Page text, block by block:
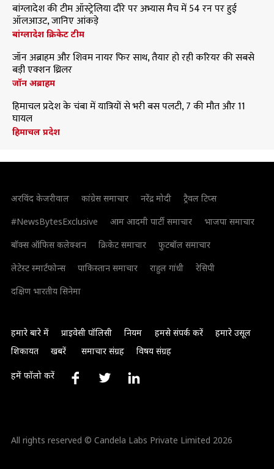
बांग्लादेश की टीम ऑस्ट्रेलिया दौरे पर अभ्यास मैच में 54 रन पर हुई
ऑलआउट, जानिए आंकड़े
बांग्लादेश क्रिकेट टीम
जॉन अब्राहम और शिवम नायर फिर साथ, तैयार हो रही करियर की सबसे
बड़ी एक्शन थ्रिलर
जॉन अब्राहम
हिमाचल प्रदेश के चंबा में यात्रियों से भरी बस पलटी, 7 की मौत और 11
घायल
हिमाचल प्रदेश
अरविंद केजरीवाल कांग्रेस समाचार नरेंद्र मोदी
ट्रैवल टिप्स
#NewsBytesExclusive
आम आदमी पार्टी समाचार
भाजपा समाचार
बॉक्स ऑफिस कलेक्शन
क्रिकेट समाचार
फुटबॉल समाचार
लेटेस्ट स्मार्टफोन्स
पाकिस्तान समाचार राहुल गांधी
रेसिपी
दक्षिण भारतीय सिनेमा
हमारे बारे में प्राइवेसी पॉलिसी नियम हमसे संपर्क करें
हमारे उसूल
शिकायत
खबरें समाचार संग्रह विषय संग्रह
हमें फॉलो करें
All rights reserved © Candela Labs Private Limited 2026